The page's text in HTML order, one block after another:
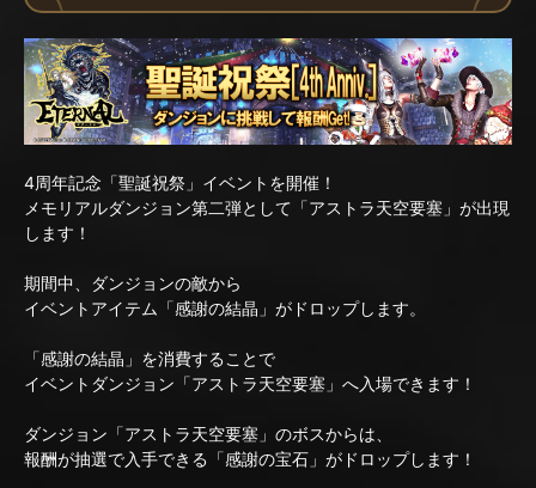
4周年記念「聖誕祝祭」イベントを開催！
メモリアルダンジョン第二弾として「アストラ天空要塞」が出現
します！
期間中、ダンジョンの敵から
イベントアイテム「感謝の結晶」がドロップします。
「感謝の結晶」を消費することで
イベントダンジョン「アストラ天空要塞」へ入場できます！
ダンジョン「アストラ天空要塞」のボスからは、
報酬が抽選で入手できる「感謝の宝石」がドロップします！